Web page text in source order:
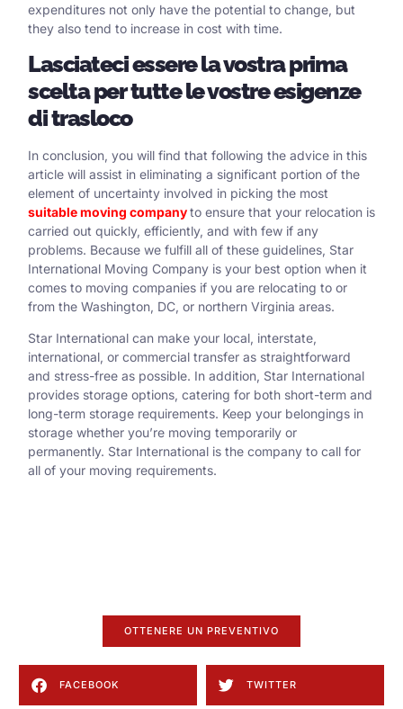
expenditures not only have the potential to change, but
they also tend to increase in cost with time.
Lasciateci essere la vostra prima
scelta per tutte le vostre esigenze
di trasloco
In conclusion, you will find that following the advice in this
article will assist in eliminating a significant portion of the
element of uncertainty involved in picking the most
suitable moving companyto ensure that your relocation is
carried out quickly, efficiently, and with few if any
problems. Because we fulfill all of these guidelines, Star
International Moving Company is your best option when it
comes to moving companies if you are relocating to or
from the Washington, DC, or northern Virginia areas.
Star International can make your local, interstate,
international, or commercial transfer as straightforward
and stress-free as possible. In addition, Star International
provides storage options, catering for both short-term and
long-term storage requirements. Keep your belongings in
storage whether you’re moving temporarily or
permanently. Star International is the company to call for
all of your moving requirements.
OTTENERE UN PREVENTIVO
FACEBOOK TWITTER